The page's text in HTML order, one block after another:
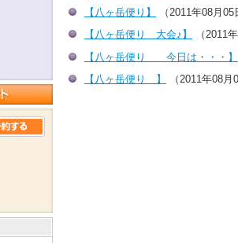
【八ヶ岳便り】
（2011年08月05
【八ヶ岳便り 大会♪】
（2011
【八ヶ岳便り 今日は・・・】
【八ヶ岳便り 】
（2011年08月